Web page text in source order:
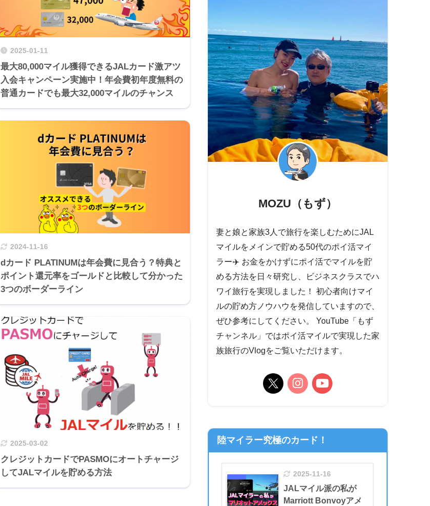
2025-01-11
最大80,000マイル獲得できるJALカード激アツ
入会キャンペーン実施中！年会費初年度無料の
普通カードでも最大32,000マイルのチャンス
2024-11-16
dカード PLATINUMは年会費に見合う？特典と
ポイント還元率をゴールドと比較して分かった
3つのボーダーライン
2025-03-02
クレジットカードでPASMOにオートチャージ
してJALマイルを貯める方法
MOZU（もず）
妻と娘と家族3人で旅行を楽しむためにJAL
マイルをメインで貯める50代のポイ活マイ
ラー✈️ お金をかけずにポイ活でマイルを貯
める方法を日々研究し、ビジネスクラスでハ
ワイ旅行を実現しました！ 初心者向けマイ
ルの貯め方ノウハウを発信していますので、
ぜひ参考にしてください。 YouTube「もず
チャンネル」ではポイ活マイルで実現した家
族旅行のVlogをご覧いただけます。
陸マイラー究極のカード！
2025-11-16
JALマイル派の私が
Marriott Bonvoyアメ